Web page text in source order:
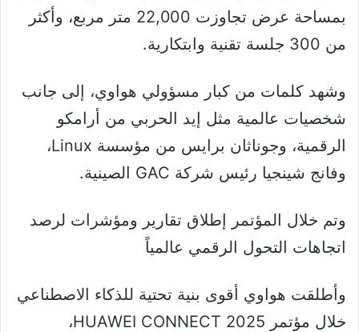
بمساحة عرض تجاوزت 22,000 متر مربع، وأكثر
من 300 جلسة تقنية وابتكارية.
وشهد كلمات من كبار مسؤولي هواوي، إلى جانب
شخصيات عالمية مثل إيد الحربي من أرامكو
الرقمية، وجوناثان برايس من مؤسسة Linux،
وفانج شينجيا رئيس شركة GAC الصينية.
وتم خلال المؤتمر إطلاق تقارير ومؤشرات لرصد
اتجاهات التحول الرقمي عالمياً
وأطلقت هواوي أقوى بنية تحتية للذكاء الاصطناعي
خلال مؤتمر HUAWEI CONNECT 2025،